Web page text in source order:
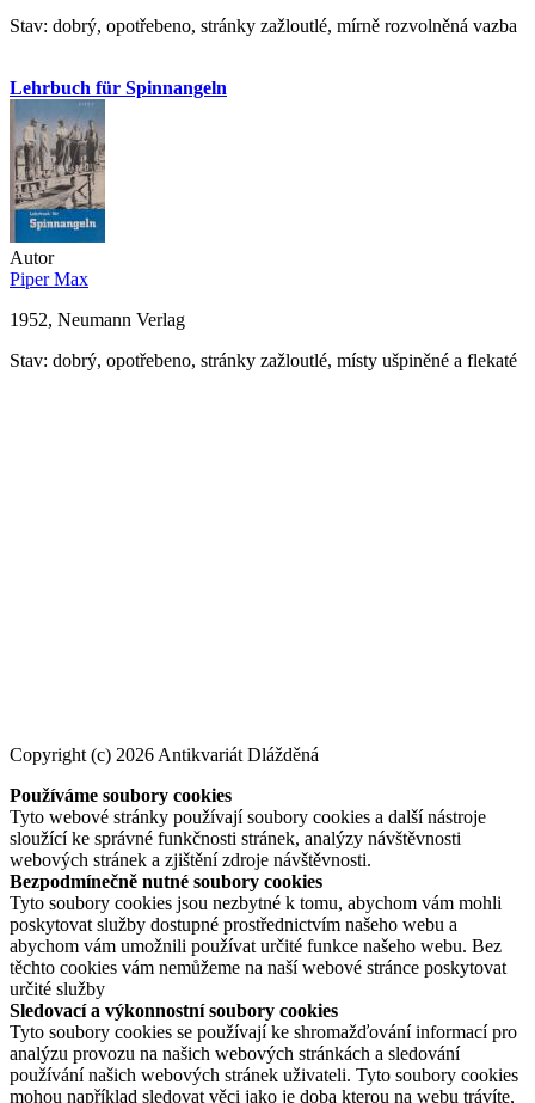
Stav: dobrý, opotřebeno, stránky zažloutlé, mírně rozvolněná vazba
Lehrbuch für Spinnangeln
Autor
Piper Max
1952, Neumann Verlag
Stav: dobrý, opotřebeno, stránky zažloutlé, místy ušpiněné a flekaté
Copyright (c) 2026 Antikvariát Dlážděná
Používáme soubory cookies
Tyto webové stránky používají soubory cookies a další nástroje
sloužící ke správné funkčnosti stránek, analýzy návštěvnosti
webových stránek a zjištění zdroje návštěvnosti.
Bezpodmínečně nutné soubory cookies
Tyto soubory cookies jsou nezbytné k tomu, abychom vám mohli
poskytovat služby dostupné prostřednictvím našeho webu a
abychom vám umožnili používat určité funkce našeho webu. Bez
těchto cookies vám nemůžeme na naší webové stránce poskytovat
určité služby
Sledovací a výkonnostní soubory cookies
Tyto soubory cookies se používají ke shromažďování informací pro
analýzu provozu na našich webových stránkách a sledování
používání našich webových stránek uživateli. Tyto soubory cookies
mohou například sledovat věci jako je doba kterou na webu trávíte,